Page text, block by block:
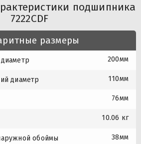
подшипника
7222CDF
размеры
200мм
диаметр 110мм
76мм
10.06 кг
обоймы 38мм